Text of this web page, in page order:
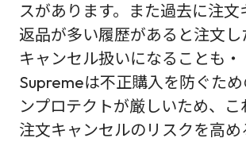
スがあります。また過去に注文
返品が多い履歴があると注文し
キャンセル扱いになることも・
Supremeは不正購入を防ぐた
ンプロテクトが厳しいため、
注文キャンセルのリスクを高め